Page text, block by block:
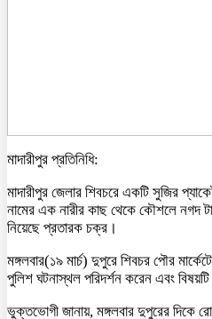
মাদারীপুর প্রতিনিধি:
মাদারীপুর জেলার শিবচরে একটি সুজির
নামের এক নারীর কাছ থেকে কৌশলে নগদ
নিয়েছে প্রতারক চক্র।
মঙ্গলবার(১৯ মার্চ) দুপুরে শিবচর পৌর
পুলিশ ঘটনাস্থল পরিদর্শন করেন এবং
ভুক্তভোগী জানায়, মঙ্গলবার দুপুরের দিকে